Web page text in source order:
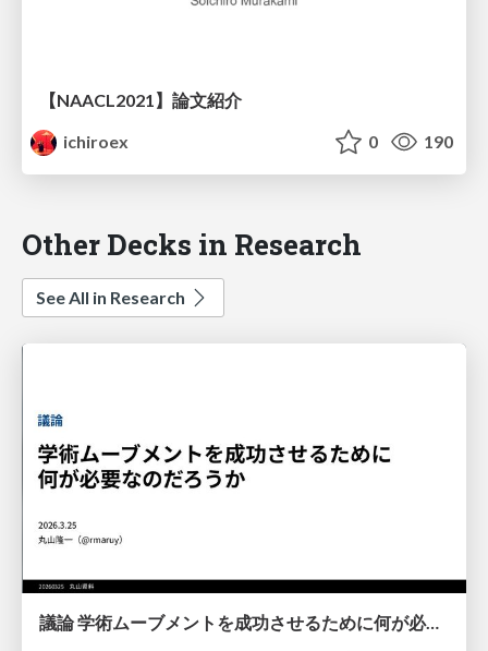
【NAACL2021】論文紹介
ichiroex
0 190
Other Decks in Research
See All in Research
議論 学術ムーブメントを成功させるために何が必要なのだろうか